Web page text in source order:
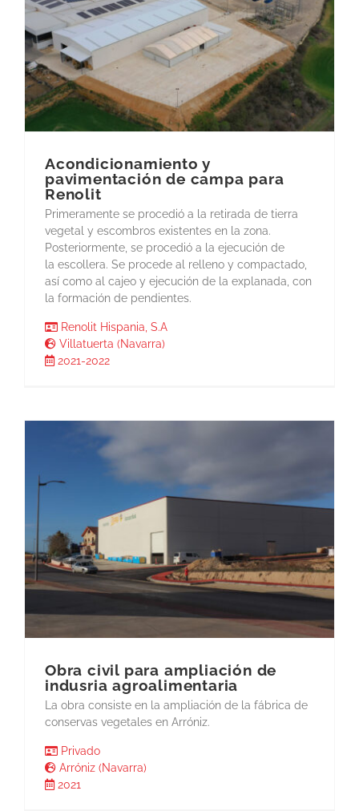
Acondicionamiento y
pavimentación de campa para
Renolit
Primeramente se procedió a la retirada de tierra
vegetal y escombros existentes en la zona.
Posteriormente, se procedió a la ejecución de
la escollera. Se procede al relleno y compactado,
así como al cajeo y ejecución de la explanada, con
la formación de pendientes.
Renolit Hispania, S.A
Villatuerta (Navarra)
2021-2022
Obra civil para ampliación de
indusria agroalimentaria
La obra consiste en la ampliación de la fábrica de
conservas vegetales en Arróniz.
Privado
Arróniz (Navarra)
2021